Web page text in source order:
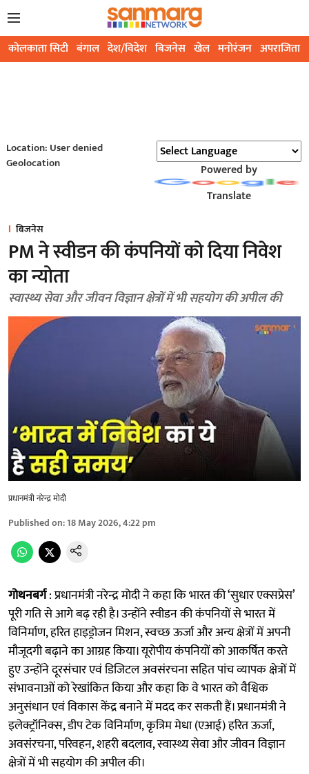
कोलकाता सिटी बंगाल देश/विदेश बिजनेस खेल मनोरंजन अपराजिता
Location: User denied
Geolocation
Powered by
Translate
बिजनेस
PM ने स्वीडन की कंपनियों को दिया निवेश
का न्योता
स्वास्थ्य सेवा और जीवन विज्ञान क्षेत्रों में भी सहयोग की अपील की
प्रधानमंत्री नरेन्द्र मोदी
Published on:18 May 2026, 4:22 pm
गोथनबर्ग: प्रधानमंत्री नरेन्द्र मोदी ने कहा कि भारत की ‘सुधार एक्सप्रेस’
पूरी गति से आगे बढ़ रही है। उन्होंने स्वीडन की कंपनियों से भारत में
विनिर्माण, हरित हाइड्रोजन मिशन, स्वच्छ ऊर्जा और अन्य क्षेत्रों में अपनी
मौजूदगी बढ़ाने का आग्रह किया। यूरोपीय कंपनियों को आकर्षित करते
हुए उन्होंने दूरसंचार एवं डिजिटल अवसंरचना सहित पांच व्यापक क्षेत्रों में
संभावनाओं को रेखांकित किया और कहा कि वे भारत को वैश्विक
अनुसंधान एवं विकास केंद्र बनाने में मदद कर सकती हैं। प्रधानमंत्री ने
इलेक्ट्रॉनिक्स, डीप टेक विनिर्माण, कृत्रिम मेधा (एआई) हरित ऊर्जा,
अवसंरचना, परिवहन, शहरी बदलाव, स्वास्थ्य सेवा और जीवन विज्ञान
क्षेत्रों में भी सहयोग की अपील की।